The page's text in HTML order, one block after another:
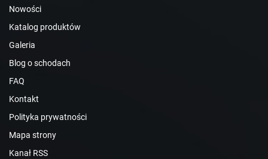
Nowości
Katalog produktów
Galeria
Blog o schodach
FAQ
Kontakt
Polityka prywatności
Mapa strony
Kanał RSS